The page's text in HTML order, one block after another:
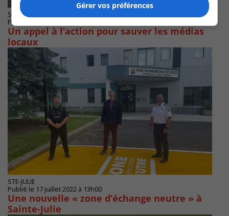
SAINT-HUBERT
Publié le 30 novembre 2023 à 10h15
Un appel à l’action pour sauver les médias
locaux
STE-JULIE
Publié le 17 juillet 2022 à 13h00
Une nouvelle « zone d’échange neutre » à
Sainte-Julie
Gérer vos préférences